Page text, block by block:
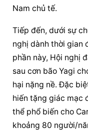
Nam chủ tế.
Tiếp đến, dưới sự
nghị dành thời gian
phần này, Hội nghị
sau cơn bão Yagi
hại nặng nề. Đặc
hiến tặng giác mạc
thể phổ biến cho
khoảng 80 người/